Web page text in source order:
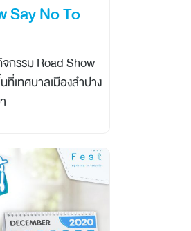
Say No To
กรรม Road Show
เทศบาลเมืองลำปาง